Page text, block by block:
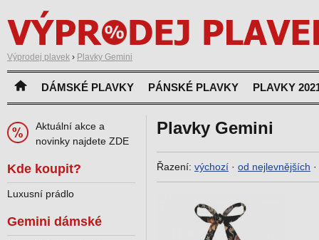
Výprodej plavek › Plavky Gemini
DÁMSKÉ PLAVKY PÁNSKÉ PLAVKY PLAVKY
Plavky Gemini
Řazení: výchozí · od nejlevnějších ·
Aktuální akce a
novinky najdete ZDE
Kde koupit?
Luxusní prádlo
Gemini dámské